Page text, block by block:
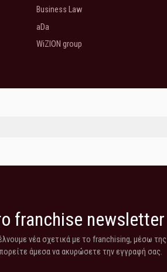
Business Law
aDa
WiZION group
franchise
νέα σχετικά με το franchising, μέσω
άμεσα να ακυρώσετε την εγγραφή σας.